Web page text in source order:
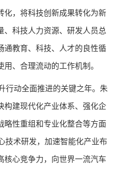
化，将科技创新成果转化为新
、科技人力资源、研发人员总
通教育、科技、人才的良性循
、合理流动的工作机制。
行动全面推进的关键之年。朱
构建现代化产业体系、强化企
略性重组和专业化整合等方面
技术研发，加速智能化产业布
心竞争力，向世界一流汽车